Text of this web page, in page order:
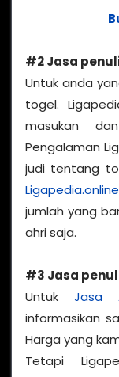
#2 Jasa
Untuk anda
togel.
masukan
Pengalaman
judi tentang
Ligapedia.online
jumlah yang
ahri saja.
#3 Jasa
Untuk Jasa
informasikan
Harga yang
Tetapi